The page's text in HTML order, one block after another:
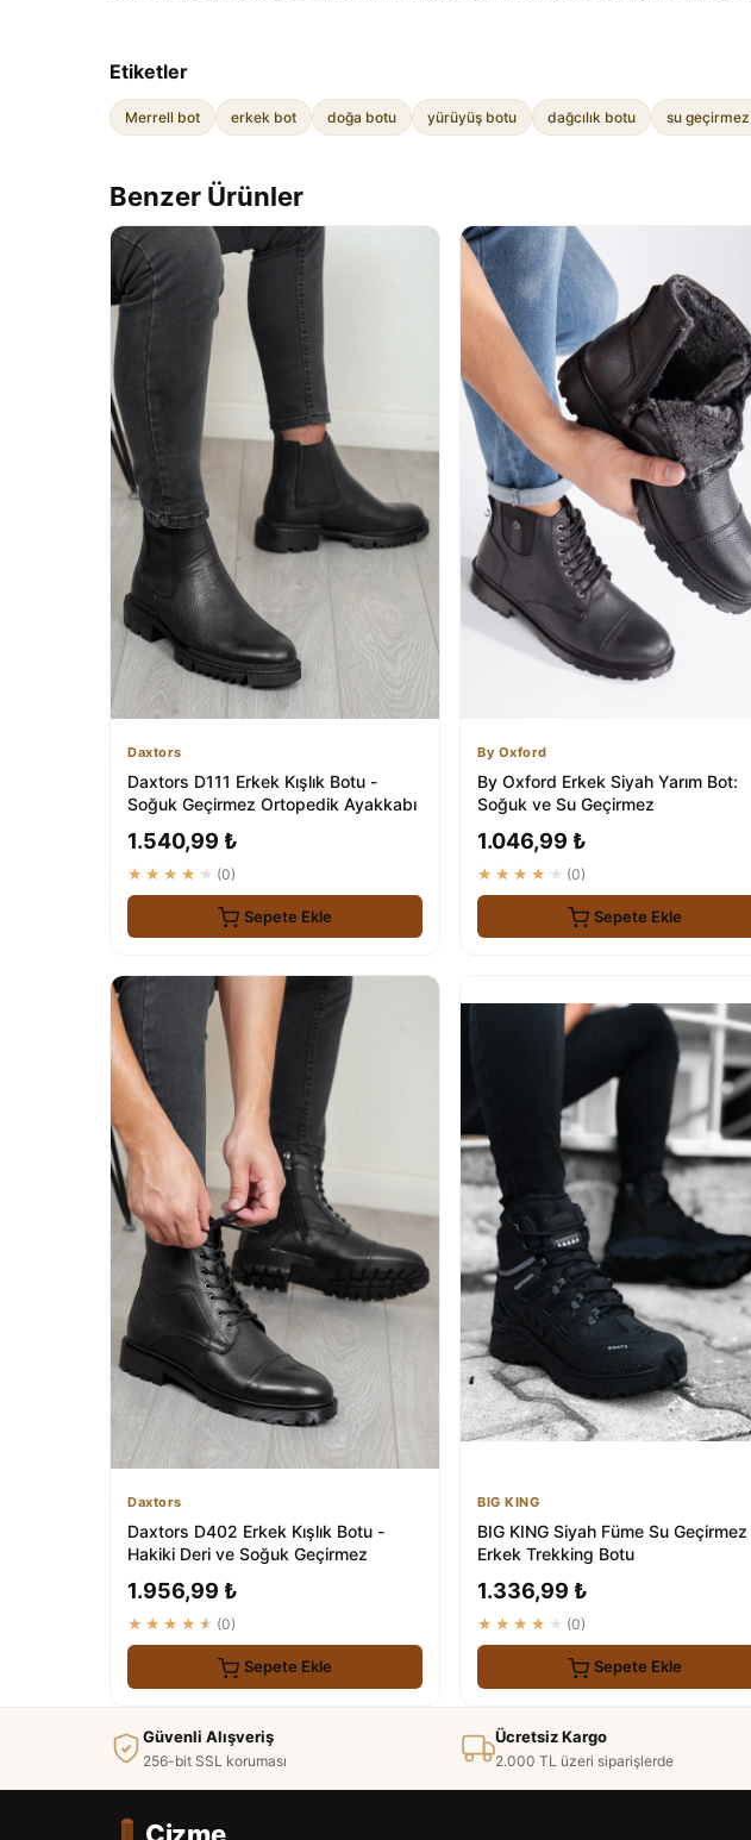
Etiketler
Merrell bot erkek bot doğa botu yürüyüş botu dağcılık botu su
Benzer Ürünler
Daxtors
Daxtors D111 Erkek Kışlık Botu -
Soğuk Geçirmez Ortopedik Ayakkabı
1.540,99 ₺
★★★★★ (0)
Sepete Ekle
By Oxford
By Oxford Erkek Siyah Yarım Bot:
Soğuk ve Su Geçirmez
1.046,99 ₺
★★★★★ (0)
Sepete Ekle
Daxtors
Daxtors D402 Erkek Kışlık Botu -
Hakiki Deri ve Soğuk Geçirmez
1.956,99 ₺
★★★★★ (0)
Sepete Ekle
BIG KING
BIG KING Siyah Füme Su Geçirmez
Erkek Trekking Botu
1.336,99 ₺
★★★★★ (0)
Sepete Ekle
Güvenli Alışveriş
256-bit SSL koruması
Ücretsiz Kargo
2.000 TL üzeri siparişlerde